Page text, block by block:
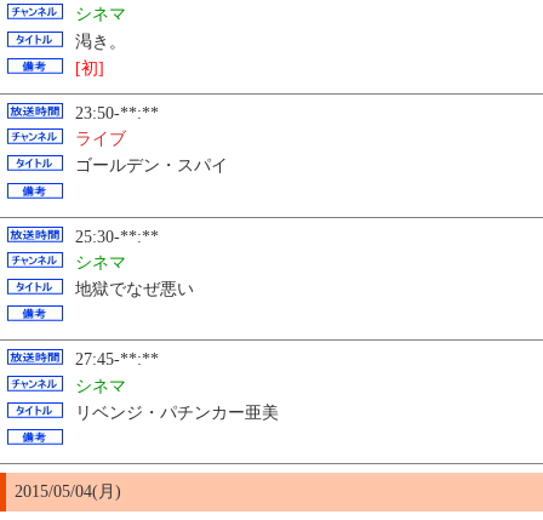
シネマ
渇き。
[初]
23:50-**:**
ライブ
ゴールデン・スパイ
25:30-**:**
シネマ
地獄でなぜ悪い
27:45-**:**
シネマ
リベンジ・パチンカー亜美
2015/05/04(月)